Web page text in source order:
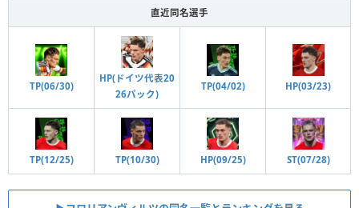
直近同名選手
TP(06/30)
HP(ドイツ代表20
26パック)
TP(04/02) HP(03/23)
TP(12/25) TP(10/30) HP(09/25) ST(07/28)